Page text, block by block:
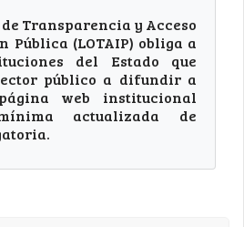
Transparencia y Acceso
(LOTAIP) obliga a
del Estado que
público a difundir a
web institucional
actualizada de